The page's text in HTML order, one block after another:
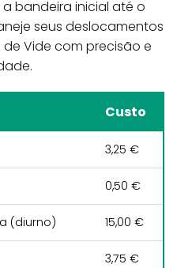
bandeira inicial até o
seus deslocamentos
Vide com precisão e
Custo
3,25 €
0,50 €
(diurno) 15,00 €
3,75 €